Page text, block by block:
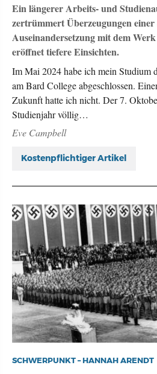
Ein längerer Arbeits- und
zertrümmert Überzeugungen
Auseinandersetzung mit dem
eröffnet tiefere Einsichten.
Im Mai 2024 habe ich mein Studium
am Bard College abgeschlossen.
Zukunft hatte ich nicht. Der 7.
Studienjahr völlig…
Eve Campbell
Kostenpflichtiger Artikel
SCHWERPUNKT – HANNAH ARENDT